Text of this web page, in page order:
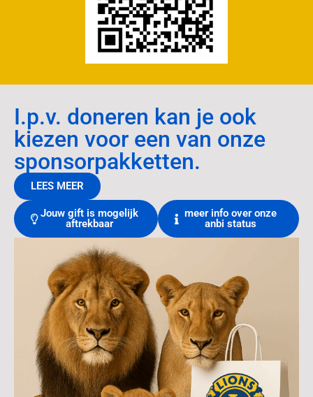
I.p.v. doneren kan je ook
kiezen voor een van onze
sponsorpakketten.
LEES MEER
Jouw gift is mogelijk
aftrekbaar
meer info over onze
anbi status